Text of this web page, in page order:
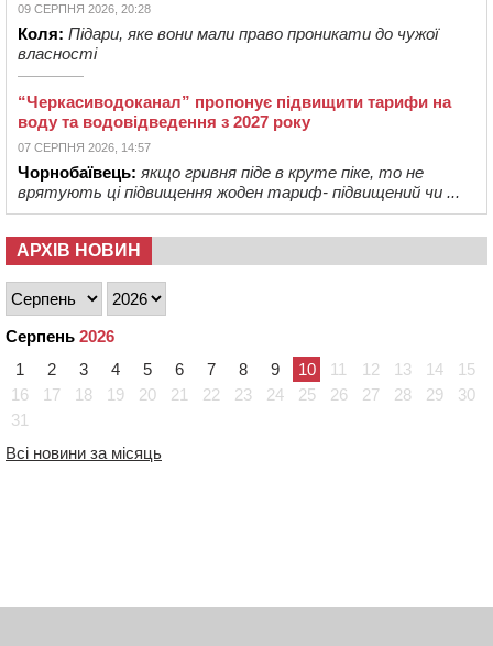
09 СЕРПНЯ 2026, 20:28
Коля: Підари, яке вони мали право проникати до чужої
власності
“Черкасиводоканал” пропонує підвищити тарифи на
воду та водовідведення з 2027 року
07 СЕРПНЯ 2026, 14:57
Чорнобаївець: якщо гривня піде в круте піке, то не
врятують ці підвищення жоден тариф- підвищений чи ...
АРХІВ НОВИН
Серпень 2026
1
2 3 4 5 6 7 8 9 10 11 12 13 14
15
16
17 18 19 20 21 22 23 24 25 26 27 28 29
30
31
Всі новини за місяць